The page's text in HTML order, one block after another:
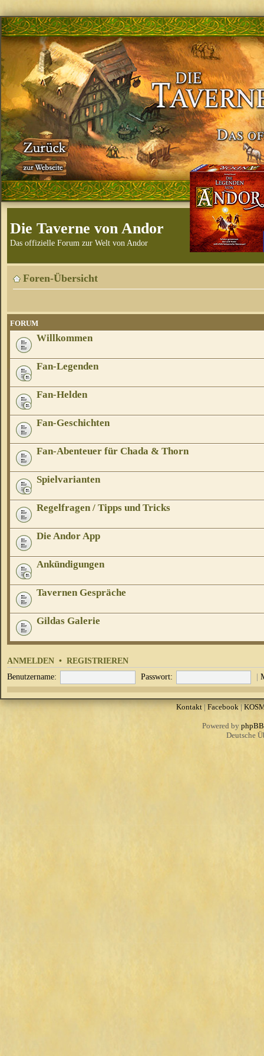
Die Taverne von Andor
Das offizielle Forum zur Welt von Andor
Foren-Übersicht
FORUM
Willkommen
Fan-Legenden
Fan-Helden
Fan-Geschichten
Fan-Abenteuer für Chada & Thorn
Spielvarianten
Regelfragen / Tipps und Tricks
Die Andor App
Ankündigungen
Tavernen Gespräche
Gildas Galerie
ANMELDEN • REGISTRIEREN
Benutzername: Passwort: |
Kontakt| Facebook|
Powered by phpBB
Deutsche